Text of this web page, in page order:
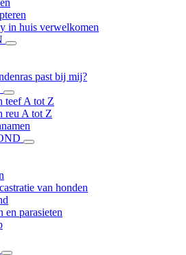
in huis verwelkomen
past bij mij?
teef A tot Z
reu A tot Z
van honden
en parasieten